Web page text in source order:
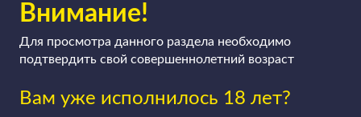
Внимание!
Для просмотра данного раздела необходимо
подтвердить свой совершеннолетний возраст
Вам уже исполнилось 18 лет?